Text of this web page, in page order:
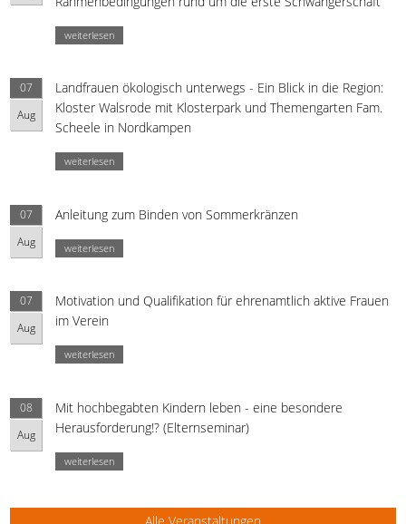
weiterlesen
07
Aug
Landfrauen ökologisch unterwegs - Ein Blick in die Region:
Kloster Walsrode mit Klosterpark und Themengarten Fam.
Scheele in Nordkampen
weiterlesen
07
Aug
Anleitung zum Binden von Sommerkränzen
weiterlesen
07
Aug
Motivation und Qualifikation für ehrenamtlich aktive Frauen
im Verein
weiterlesen
08
Aug
Mit hochbegabten Kindern leben - eine besondere
Herausforderung!? (Elternseminar)
weiterlesen
Alle Veranstaltungen